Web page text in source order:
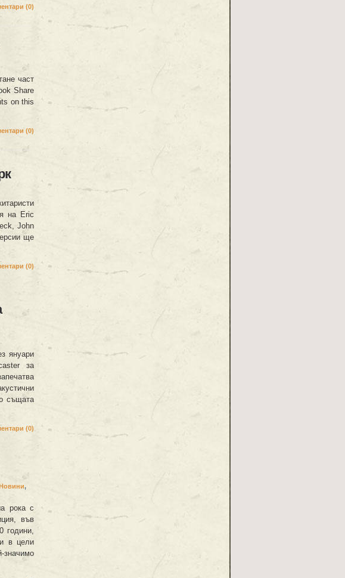
(0)
част
Share
on this
(0)
на Eric
John
ще
(0)
януари
за
същата
(0)
Новини,
рока с
във
години,
в цели
значимо